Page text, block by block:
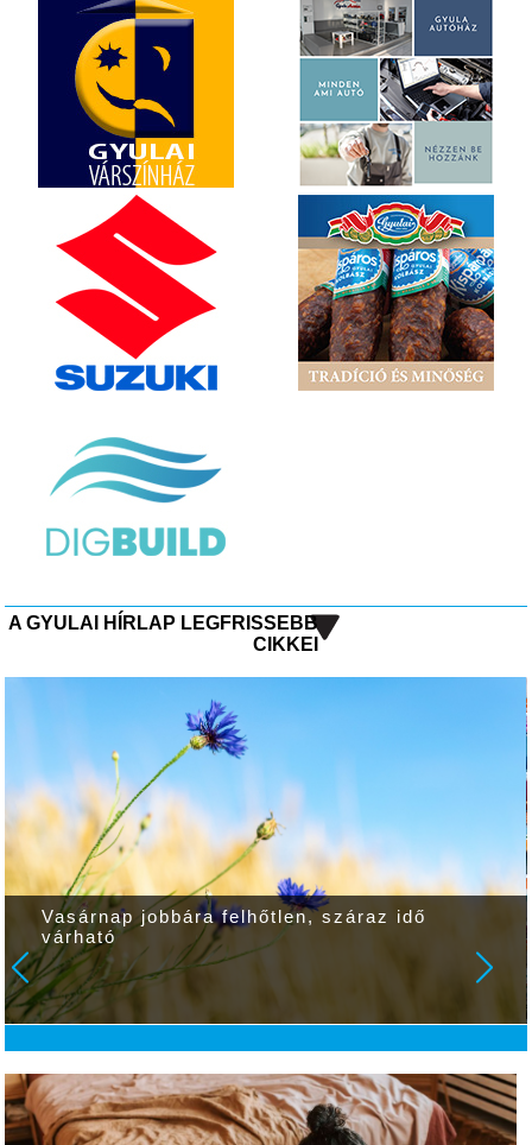
A GYULAI HÍRLAP LEGFRISSEBB
CIKKEI
Vasárnap jobbára felhőtlen, száraz idő
várható